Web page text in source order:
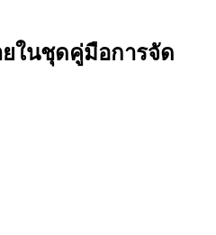
ในชุดคู่มือการจัด